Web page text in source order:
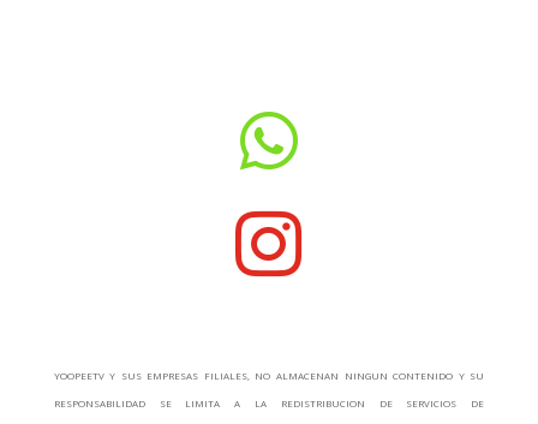


YOOPEETV Y SUS EMPRESAS FILIALES, NO ALMACENAN NINGUN CONTENIDO Y SU
RESPONSABILIDAD SE LIMITA A LA REDISTRIBUCION DE SERVICIOS DE